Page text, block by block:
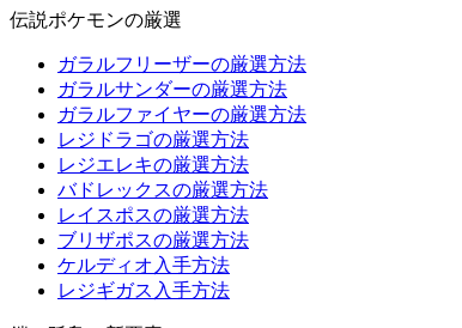
伝説ポケモンの厳選
ガラルフリーザーの厳選方法
ガラルサンダーの厳選方法
ガラルファイヤーの厳選方法
レジドラゴの厳選方法
レジエレキの厳選方法
バドレックスの厳選方法
レイスポスの厳選方法
ブリザポスの厳選方法
ケルディオ入手方法
レジギガス入手方法